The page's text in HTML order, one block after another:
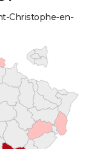
Christophe-en-